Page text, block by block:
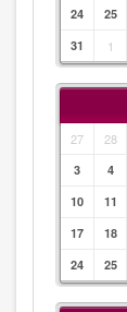
24
25
31
1
27 28
3
4
10
11
17
18
24
25